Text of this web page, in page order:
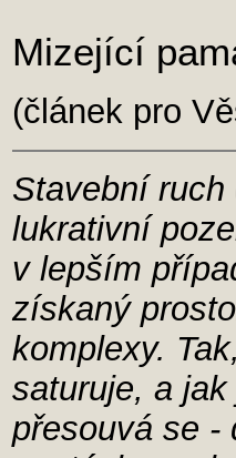
Mizející
(článek pro
Stavební
lukrativní
v lepším
získaný
komplexy.
saturuje, a
přesouvá se -